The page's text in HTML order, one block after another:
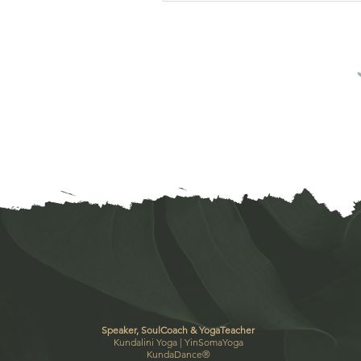
Speaker, SoulCoach & YogaTeacher
Kundalini Yoga | YinSomaYoga
KundaDance®